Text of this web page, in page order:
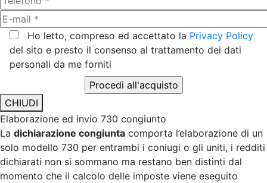
Ho letto, compreso ed accettato la Privacy Policy
del sito e presto il consenso al trattamento dei dati
personali da me forniti
CHIUDI
Elaborazione ed invio 730 congiunto
La dichiarazione congiunta comporta l’elaborazione di un
solo modello 730 per entrambi i coniugi o gli uniti, i redditi
dichiarati non si sommano ma restano ben distinti dal
momento che il calcolo delle imposte viene eseguito